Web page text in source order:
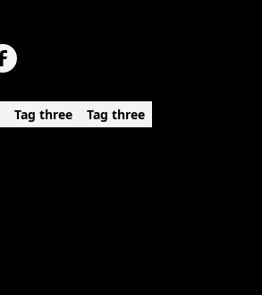
Tag three Tag three